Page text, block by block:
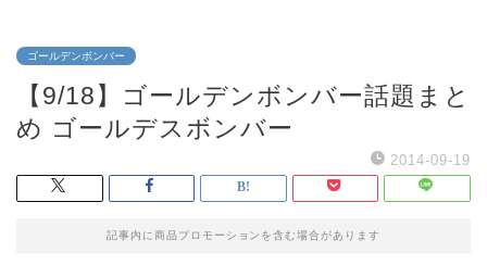
ゴールデンボンバー
【9/18】ゴールデンボンバー話題まと
め ゴールデスボンバー
2014-09-19
記事内に商品プロモーションを含む場合があります